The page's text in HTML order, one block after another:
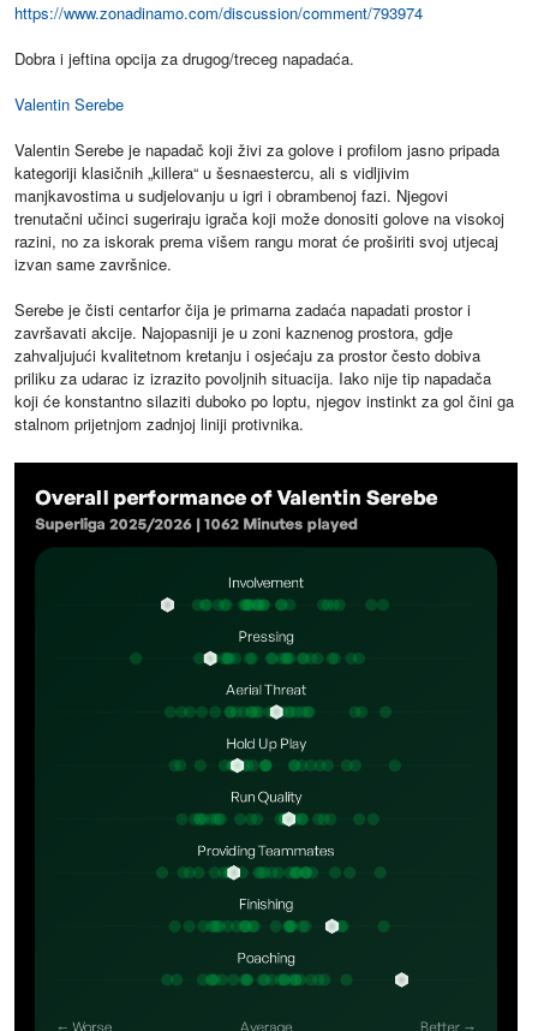
https://www.zonadinamo.com/discussion/comment/793974
Dobra i jeftina opcija za drugog/treceg napadaća.
Valentin Serebe
Valentin Serebe je napadač koji živi za golove i profilom jasno pripada
kategoriji klasičnih „killera“ u šesnaestercu, ali s vidljivim
manjkavostima u sudjelovanju u igri i obrambenoj fazi. Njegovi
trenutačni učinci sugeriraju igrača koji može donositi golove na visokoj
razini, no za iskorak prema višem rangu morat će proširiti svoj utjecaj
izvan same završnice.
Serebe je čisti centarfor čija je primarna zadaća napadati prostor i
završavati akcije. Najopasniji je u zoni kaznenog prostora, gdje
zahvaljujući kvalitetnom kretanju i osjećaju za prostor često dobiva
priliku za udarac iz izrazito povoljnih situacija. Iako nije tip napadača
koji će konstantno silaziti duboko po loptu, njegov instinkt za gol čini ga
stalnom prijetnjom zadnjoj liniji protivnika.